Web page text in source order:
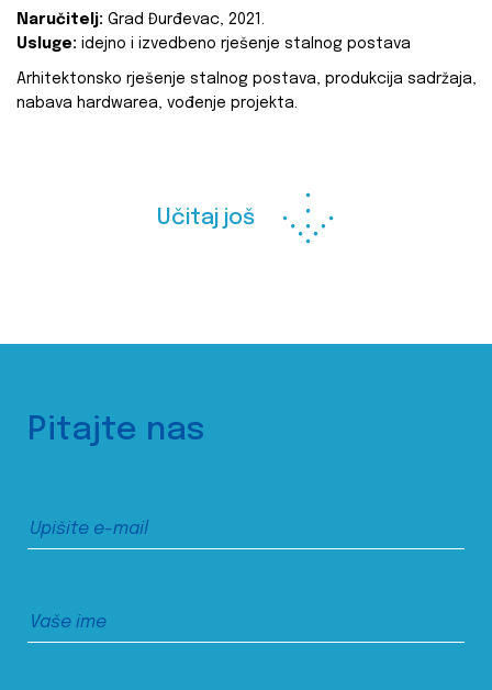
Naručitelj: Grad Đurđevac, 2021.
Usluge: idejno i izvedbeno rješenje stalnog postava
Arhitektonsko rješenje stalnog postava, produkcija sadržaja,
nabava hardwarea, vođenje projekta.
Učitaj još
Pitajte nas